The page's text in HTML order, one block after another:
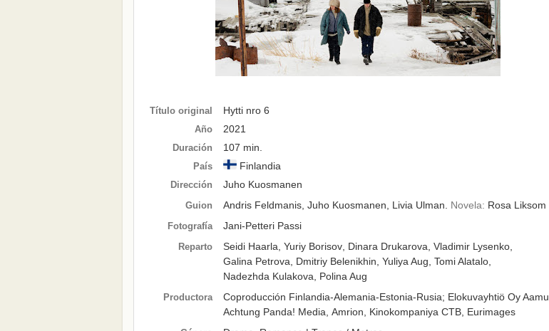
Título original Hytti nro 6
Año 2021
Duración 107 min.
País Finlandia
Dirección Juho Kuosmanen
Guion Andris Feldmanis, Juho Kuosmanen, Livia Ulman. Novela: Rosa Liksom
Fotografía Jani-Petteri Passi
Reparto Seidi Haarla Yuriy Borisov Dinara Drukarova Vladimir Lysenko
Galina Petrova
Dmitriy Belenikhin Yuliya Aug Tomi Alatalo
Nadezhda Kulakova
Polina Aug
Productora Coproducción Finlandia-Alemania-Estonia-Rusia; Elokuvayhtiö Oy Aamu,
Achtung Panda! Media, Amrion, Kinokompaniya CTB, Eurimages